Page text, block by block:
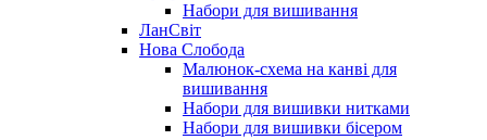
Набори для вишивання
ЛанСвіт
Нова Слобода
Малюнок-схема на канві для
вишивання
Набори для вишивки нитками
Набори для вишивки бісером